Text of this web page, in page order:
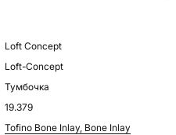
Loft Concept
Loft-Concept
Тумбочка
19.379
Tofino Bone Inlay, Bone Inlay